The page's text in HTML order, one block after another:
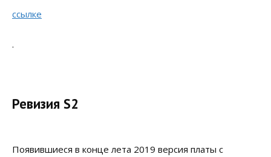
ссылке
.
Ревизия S2
Появившиеся в конце лета 2019 версия платы с